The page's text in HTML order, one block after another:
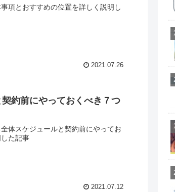
項とおすすめの位置を詳しく説明し
2021.07.26
約前にやっておくべき７つ
体スケジュールと契約前にやってお
た記事
2021.07.12